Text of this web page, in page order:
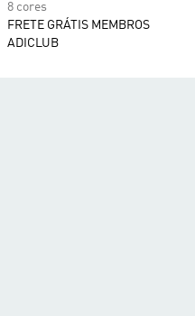
8 cores
FRETE GRÁTIS MEMBROS
ADICLUB